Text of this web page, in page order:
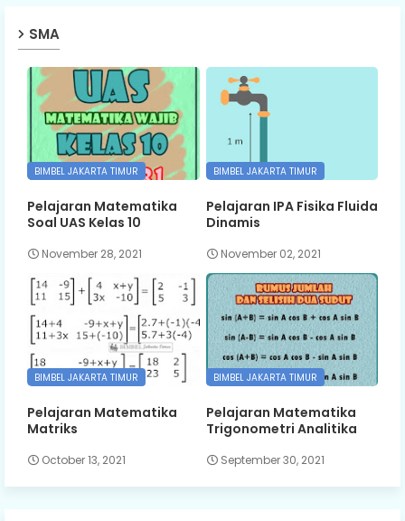
SMA
BIMBEL JAKARTA TIMUR
Pelajaran Matematika
Soal UAS Kelas 10
November 28, 2021
BIMBEL JAKARTA TIMUR
Pelajaran IPA Fisika Fluida
Dinamis
November 02, 2021
BIMBEL JAKARTA TIMUR
Pelajaran Matematika
Matriks
October 13, 2021
BIMBEL JAKARTA TIMUR
Pelajaran Matematika
Trigonometri Analitika
September 30, 2021